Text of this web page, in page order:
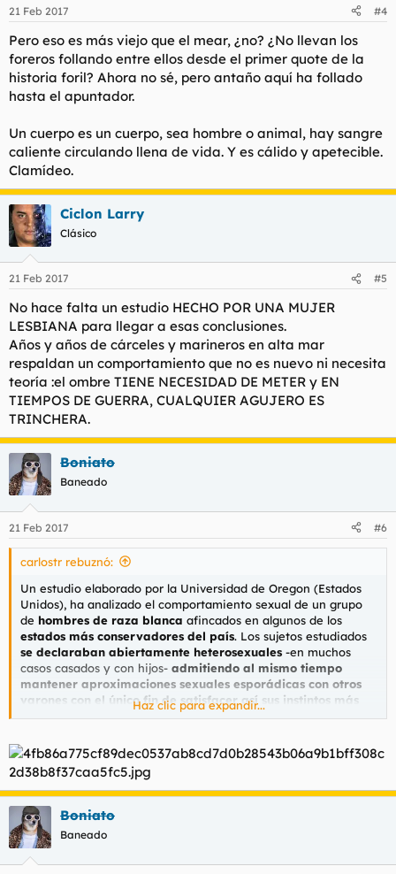
21 Feb 2017 #4
Pero eso es más viejo que el mear, ¿no? ¿No llevan los
foreros follando entre ellos desde el primer quote de la
historia foril? Ahora no sé, pero antaño aquí ha follado
hasta el apuntador.
Un cuerpo es un cuerpo, sea hombre o animal, hay sangre
caliente circulando llena de vida. Y es cálido y apetecible.
Clamídeo.
Ciclon Larry
Clásico
21 Feb 2017 #5
No hace falta un estudio HECHO POR UNA MUJER
LESBIANA para llegar a esas conclusiones.
Años y años de cárceles y marineros en alta mar
respaldan un comportamiento que no es nuevo ni necesita
teoría :el ombre TIENE NECESIDAD DE METER y EN
TIEMPOS DE GUERRA, CUALQUIER AGUJERO ES
TRINCHERA.
Boniato
Baneado
21 Feb 2017 #6
carlostr rebuznó:
Un estudio elaborado por la Universidad de Oregon (Estados
Unidos), ha analizado el comportamiento sexual de un grupo
de hombres de raza blanca afincados en algunos de los
estados más conservadores del país. Los sujetos estudiados
se declaraban abiertamente heterosexuales -en muchos
casos casados y con hijos- admitiendo al mismo tiempo
mantener aproximaciones sexuales esporádicas con otros
varones con el único fin de satisfacer así sus instintos más
primarios.
Haz clic para expandir...
Boniato
Baneado